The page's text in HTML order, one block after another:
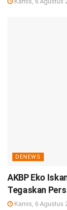
DENEWS
AKBP Eko
Tegaskan
Kamis, 6 Agustus